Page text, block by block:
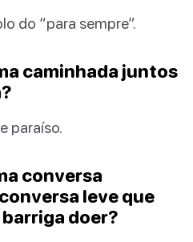
do “para sempre”.
caminhada juntos
paraíso.
conversa
leve que
doer?